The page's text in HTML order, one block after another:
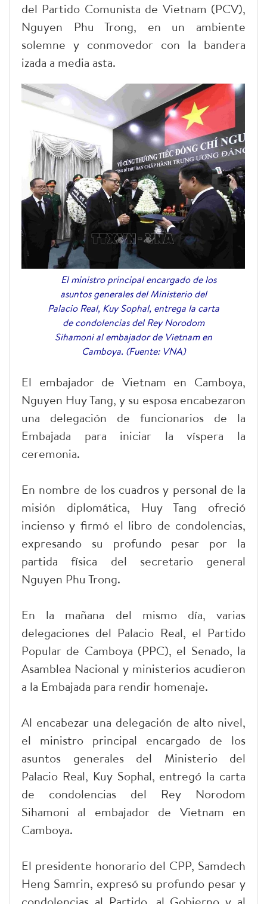
del Partido Comunista de Vietnam (PCV),
Nguyen Phu Trong, en un ambiente
solemne y conmovedor con la bandera
izada a media asta.
El ministro principal encargado de los
asuntos generales del Ministerio del
Palacio Real, Kuy Sophal, entrega la carta
de condolencias del Rey Norodom
Sihamoni al embajador de Vietnam en
Camboya. (Fuente: VNA)
El embajador de Vietnam en Camboya,
Nguyen Huy Tang, y su esposa encabezaron
una delegación de funcionarios de la
Embajada para iniciar la víspera la
ceremonia.
En nombre de los cuadros y personal de la
misión diplomática, Huy Tang ofreció
incienso y firmó el libro de condolencias,
expresando su profundo pesar por la
partida física del secretario general
Nguyen Phu Trong.
En la mañana del mismo día, varias
delegaciones del Palacio Real, el Partido
Popular de Camboya (PPC), el Senado, la
Asamblea Nacional y ministerios acudieron
a la Embajada para rendir homenaje.
Al encabezar una delegación de alto nivel,
el ministro principal encargado de los
asuntos generales del Ministerio del
Palacio Real, Kuy Sophal, entregó la carta
de condolencias del Rey Norodom
Sihamoni al embajador de Vietnam en
Camboya.
El presidente honorario del CPP, Samdech
Heng Samrin, expresó su profundo pesar y